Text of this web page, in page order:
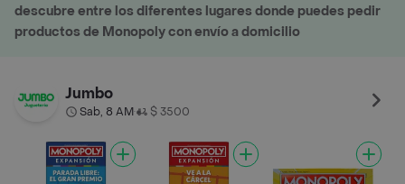
descubre entre los diferentes lugares donde puedes pedir
productos de Monopoly con envío a domicilio
Jumbo
Sab, 8 AM• $ 3500